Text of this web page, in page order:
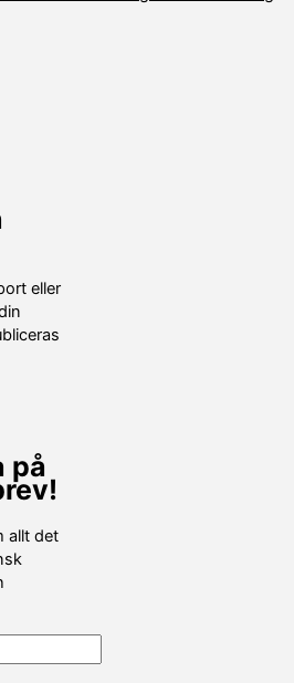
eller
på
allt det